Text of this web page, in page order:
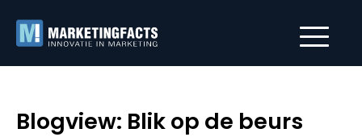
Blogview: Blik op de beurs